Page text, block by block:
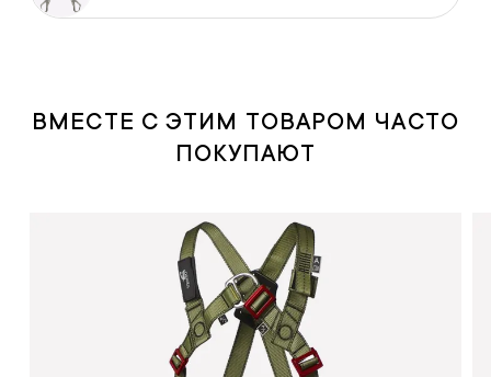
ВМЕСТЕ С ЭТИМ ТОВАРОМ ЧАСТО
ПОКУПАЮТ